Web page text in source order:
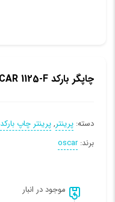
چاپگر باركد OSCAR 1125-F
دسته: پرینتر,پرینتر چاپ بارکد
برند:oscar
موجود در انبار